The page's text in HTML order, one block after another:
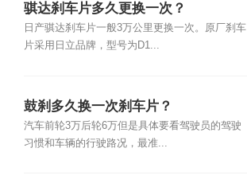
骐达刹车片多久更换一次？
日产骐达刹车片一般3万公里更换一次。原厂刹车
片采用日立品牌，型号为D1...
鼓刹多久换一次刹车片？
汽车前轮3万后轮6万但是具体要看驾驶员的驾驶
习惯和车辆的行驶路况，最准...